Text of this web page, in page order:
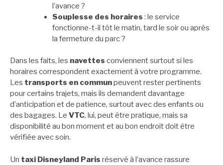
l’avance ?
Souplesse des horaires : le service
fonctionne-t-il tôt le matin, tard le soir ou après
la fermeture du parc ?
Dans les faits, les navettes conviennent surtout si les
horaires correspondent exactement à votre programme.
Les transports en communpeuvent rester pertinents
pour certains trajets, mais ils demandent davantage
d’anticipation et de patience, surtout avec des enfants ou
des bagages. Le VTC, lui, peut être pratique, mais sa
disponibilité au bon moment et au bon endroit doit être
vérifiée avec soin.
Un taxi Disneyland Paris réservé à l’avance rassure